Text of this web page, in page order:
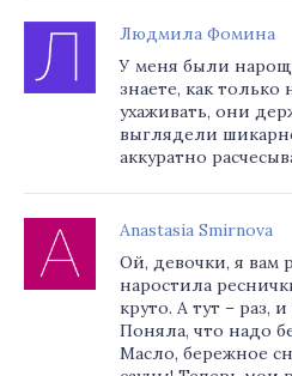
Людмила Фомина
У меня были
знаете, как только
ухаживать, они
выглядели
аккуратно
Anastasia Smirnova
Ой, девочки, я вам
наростила
круто. А тут – раз,
Поняла, что надо
Масло, бережное